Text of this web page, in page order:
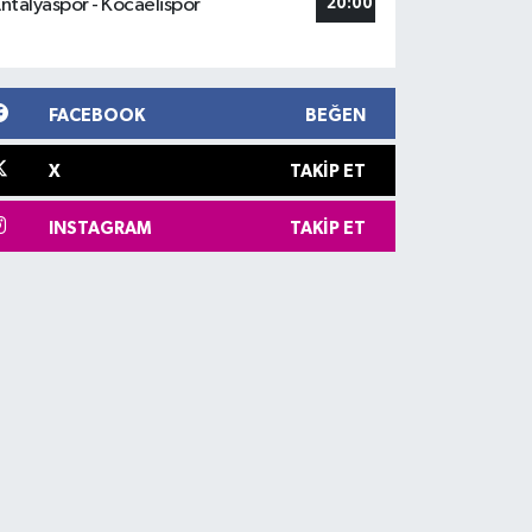
- Kocaelispor 20:00
FACEBOOK BEĞEN
X TAKIP ET
INSTAGRAM TAKIP ET